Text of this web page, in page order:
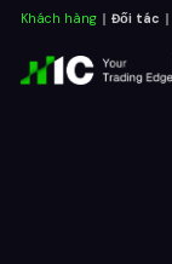
Khách hàng Đối tác